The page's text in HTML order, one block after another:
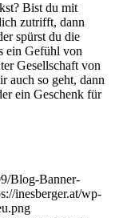
Bist du mit
zutrifft, dann
spürst du die
ein Gefühl von
Gesellschaft von
auch so geht, dann
ein Geschenk für
Blog-Banner-
inesberger.at/wp-